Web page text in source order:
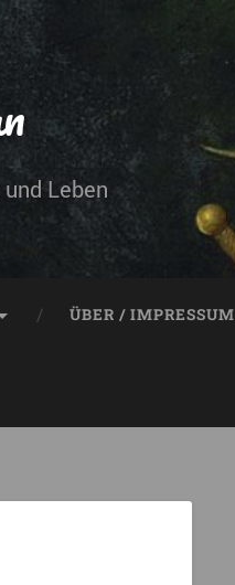
Leben
ÜBER / IMPRESSUM